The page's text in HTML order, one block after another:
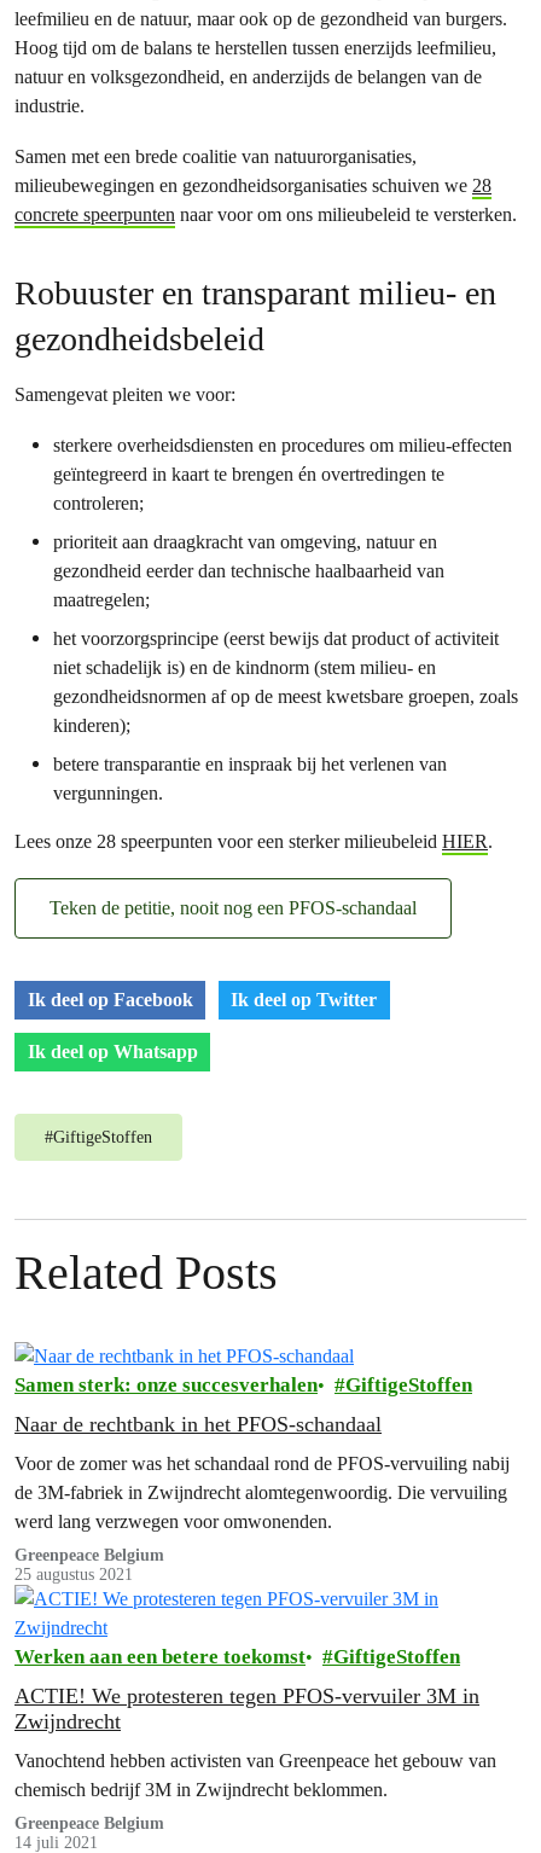
leefmilieu en de natuur, maar ook op de gezondheid van burgers.
Hoog tijd om de balans te herstellen tussen enerzijds leefmilieu,
natuur en volksgezondheid, en anderzijds de belangen van de
industrie.
Samen met een brede coalitie van natuurorganisaties,
milieubewegingen en gezondheidsorganisaties schuiven we 28
concrete speerpunten naar voor om ons milieubeleid te versterken.
Robuuster en transparant milieu- en
gezondheidsbeleid
Samengevat pleiten we voor:
sterkere overheidsdiensten en procedures om milieu-effecten
geïntegreerd in kaart te brengen én overtredingen te
controleren;
prioriteit aan draagkracht van omgeving, natuur en
gezondheid eerder dan technische haalbaarheid van
maatregelen;
het voorzorgsprincipe (eerst bewijs dat product of activiteit
niet schadelijk is) en de kindnorm (stem milieu- en
gezondheidsnormen af op de meest kwetsbare groepen, zoals
kinderen);
betere transparantie en inspraak bij het verlenen van
vergunningen.
Lees onze 28 speerpunten voor een sterker milieubeleid HIER.
Teken de petitie, nooit nog een PFOS-schandaal
Ik deel op Facebook Ik deel op Twitter
Ik deel op Whatsapp
#GiftigeStoffen
Related Posts
Samen sterk: onze succesverhalen GiftigeStoffen
Naar de rechtbank in het PFOS-schandaal
Voor de zomer was het schandaal rond de PFOS-vervuiling nabij
de 3M-fabriek in Zwijndrecht alomtegenwoordig. Die vervuiling
werd lang verzwegen voor omwonenden.
Greenpeace Belgium
25 augustus 2021
Werken aan een betere toekomst GiftigeStoffen
ACTIE! We protesteren tegen PFOS-vervuiler 3M in
Zwijndrecht
Vanochtend hebben activisten van Greenpeace het gebouw van
chemisch bedrijf 3M in Zwijndrecht beklommen.
Greenpeace Belgium
14 juli 2021